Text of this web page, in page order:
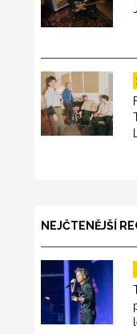
NEJČTENĚJŠÍ